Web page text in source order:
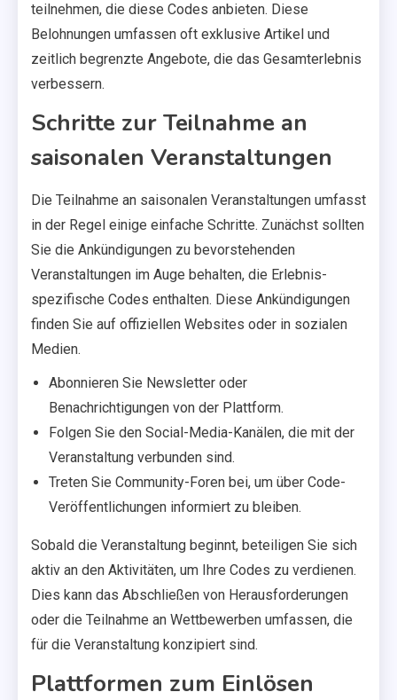
teilnehmen, die diese Codes anbieten. Diese
Belohnungen umfassen oft exklusive Artikel und
zeitlich begrenzte Angebote, die das Gesamterlebnis
verbessern.
Schritte zur Teilnahme an
saisonalen Veranstaltungen
Die Teilnahme an saisonalen Veranstaltungen umfasst
in der Regel einige einfache Schritte. Zunächst sollten
Sie die Ankündigungen zu bevorstehenden
Veranstaltungen im Auge behalten, die Erlebnis-
spezifische Codes enthalten. Diese Ankündigungen
finden Sie auf offiziellen Websites oder in sozialen
Medien.
Abonnieren Sie Newsletter oder
Benachrichtigungen von der Plattform.
Folgen Sie den Social-Media-Kanälen, die mit der
Veranstaltung verbunden sind.
Treten Sie Community-Foren bei, um über Code-
Veröffentlichungen informiert zu bleiben.
Sobald die Veranstaltung beginnt, beteiligen Sie sich
aktiv an den Aktivitäten, um Ihre Codes zu verdienen.
Dies kann das Abschließen von Herausforderungen
oder die Teilnahme an Wettbewerben umfassen, die
für die Veranstaltung konzipiert sind.
Plattformen zum Einlösen